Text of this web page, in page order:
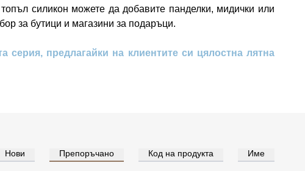
силикон можете да добавите панделки, мидички или
за бутици и магазини за подаръци.
предлагайки на клиентите си цялостна лятна
Нови Препоръчано Код на продукта Име
Влезте за цени на едро Влезте за цени на едро